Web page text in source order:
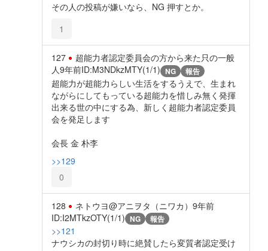
その人の投稿が嫌いなら、NG 押すとか。
1
127
超能力者認定委員会の方から来た只の一般
人9年前ID:M3NDkzMTY(1/1) NG 報告
超能力が超能力らしい生活をするうえで、生まれ
ながらにしてもっている超能力を惜しみ無く発揮
出来る世の中にする為、新しく超能力者認定委員
会を発足します
会長 金 朴李
>>129
0
128 ネトウヨ@アニヲタ（ニワカ） 9年前
ID:I2MTkzOTY(1/1) NG 報告
>>121
ナウシカの封切り時に絶賛したら変質者認定受け